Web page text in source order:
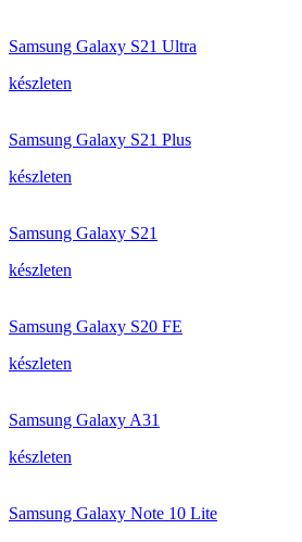
Samsung Galaxy S21 Ultra
készleten
Samsung Galaxy S21 Plus
készleten
Samsung Galaxy S21
készleten
Samsung Galaxy S20 FE
készleten
Samsung Galaxy A31
készleten
Samsung Galaxy Note 10 Lite